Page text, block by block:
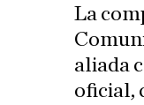
La
aliada
oficial,